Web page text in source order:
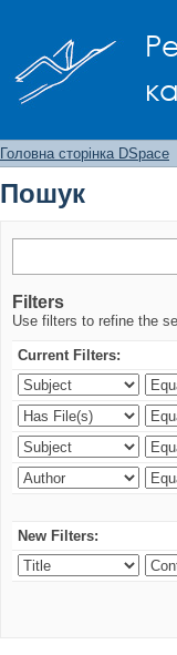
Головна сторінка DSpace
Пошук
Filters
Use filters to refine the
Current Filters:
New Filters: